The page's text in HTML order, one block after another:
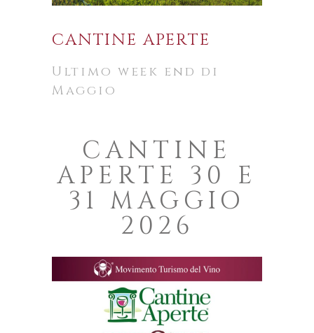
CANTINE APERTE
Ultimo week end di
Maggio
CANTINE
APERTE 30 E
31 MAGGIO
2026